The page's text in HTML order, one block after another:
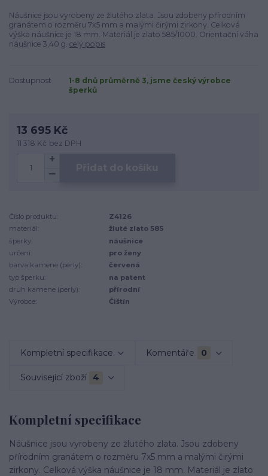
Náušnice jsou vyrobeny ze žlutého zlata. Jsou zdobeny přírodním
granátem o rozměru 7x5 mm a malými čirými zirkony. Celková
výška náušnice je 18 mm. Materiál je zlato 585/1000. Orientační váha
náušnice 3,40 g. celý popis
Dostupnost
1-8 dnů průměrně 3, jsme český výrobce
šperků
13 695 Kč
11 318 Kč bez DPH
Číslo produktu:
Z4126
materiál:
žluté zlato 585
šperky:
náušnice
určení:
pro ženy
barva kamene (perly):
červená
typ šperku:
na patent
druh kamene (perly):
přírodní
Výrobce:
Čištín
Kompletní specifikace Komentáře 0
Související zboží 4
Kompletní specifikace
Náušnice jsou vyrobeny ze žlutého zlata. Jsou zdobeny
přírodním granátem o rozměru 7x5 mm a malými čirými
zirkony. Celková výška náušnice je 18 mm. Materiál je zlato